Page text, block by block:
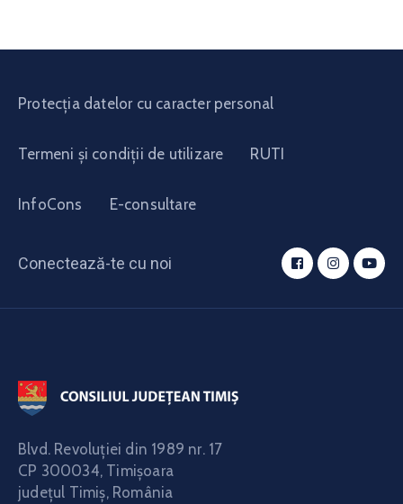
Protecția datelor cu caracter personal
Termeni și condiții de utilizare RUTI
InfoCons E-consultare
Conectează-te cu noi
Blvd. Revoluţiei din 1989 nr. 17
CP 300034, Timişoara
judeţul Timiş, România